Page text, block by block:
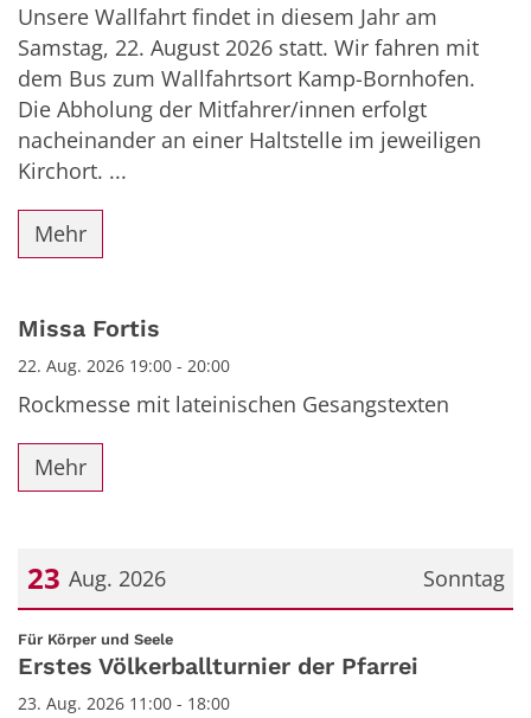
Unsere Wallfahrt findet in diesem Jahr am
Samstag, 22. August 2026 statt. Wir fahren mit
dem Bus zum Wallfahrtsort Kamp-Bornhofen.
Die Abholung der Mitfahrer/innen erfolgt
nacheinander an einer Haltstelle im jeweiligen
Kirchort. ...
Mehr
Missa Fortis
22. Aug. 2026 19:00 - 20:00
Rockmesse mit lateinischen Gesangstexten
Mehr
Sonntag
23 Aug. 2026
Datum: 23. August 2026
Für Körper und Seele:
Erstes Völkerballturnier der Pfarrei
23. Aug. 2026 11:00 - 18:00